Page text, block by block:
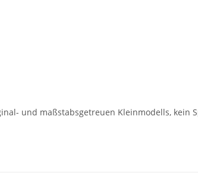
und maßstabsgetreuen Kleinmodells, kein